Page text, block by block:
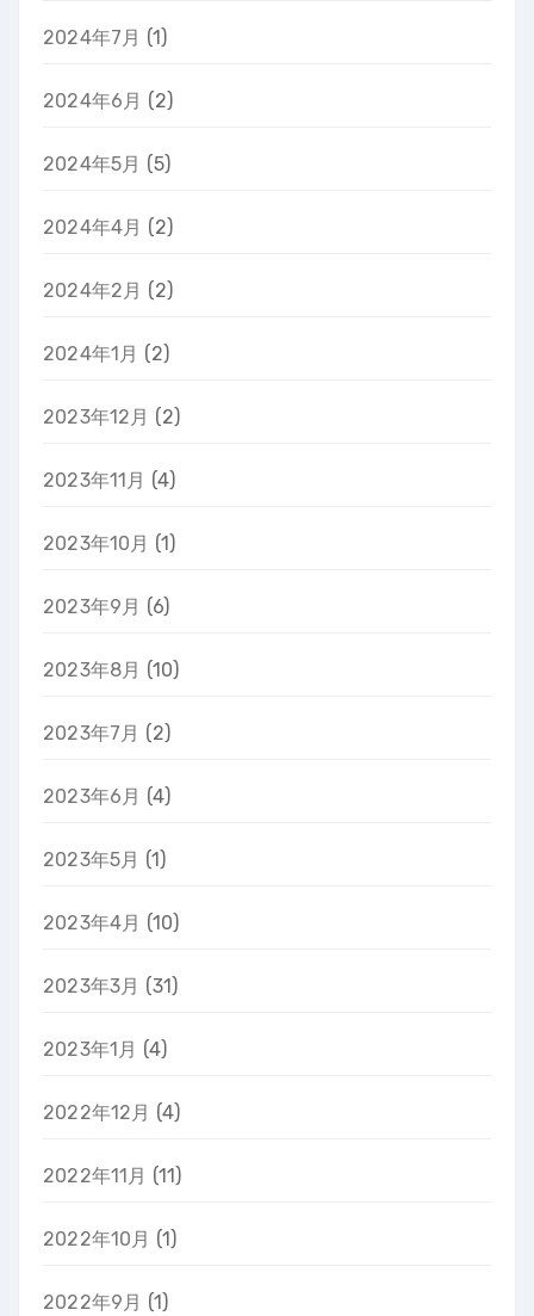
2024年7月 (1)
2024年6月 (2)
2024年5月 (5)
2024年4月 (2)
2024年2月 (2)
2024年1月 (2)
2023年12月 (2)
2023年11月 (4)
2023年10月 (1)
2023年9月 (6)
2023年8月 (10)
2023年7月 (2)
2023年6月 (4)
2023年5月 (1)
2023年4月 (10)
2023年3月 (31)
2023年1月 (4)
2022年12月 (4)
2022年11月 (11)
2022年10月 (1)
2022年9月 (1)